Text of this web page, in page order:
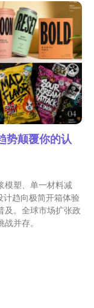
势颠覆你的认
模塑、单一材料减
趋向极简开箱体验
及。全球市场扩张政
并存。